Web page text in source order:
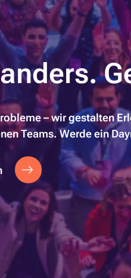
– wir gestalten
Teams. Werde ein